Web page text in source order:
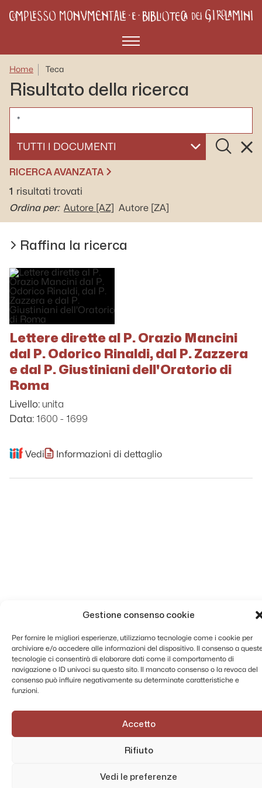
Gestione consenso cookie
Per fornire le migliori esperienze, utilizziamo tecnologie come i cookie per
archiviare e/o accedere alle informazioni del dispositivo. Il consenso a
tecnologie ci consentirà di elaborare dati come il comportamento di
navigazione o ID univoci su questo sito. Il mancato consenso o la revoca del
consenso può influire negativamente su determinate caratteristiche e
funzioni.
Accetto
Rifiuto
Vedi le preferenze
Menù
Home Teca
Risultato della ricerca
SELEZIONA UN DOCUMENTO
Cerca
RICERCA AVANZATA
1 risultati trovati
Ordina per: Autore [AZ] Autore [ZA]
Raffina la ricerca
Lettere dirette al P. Orazio Mancini
dal P. Odorico Rinaldi, dal P. Zazzera
e dal P. Giustiniani dell'Oratorio di
Roma
Livello: unita
Data: 1600 - 1699
Vedi Informazioni di dettaglio